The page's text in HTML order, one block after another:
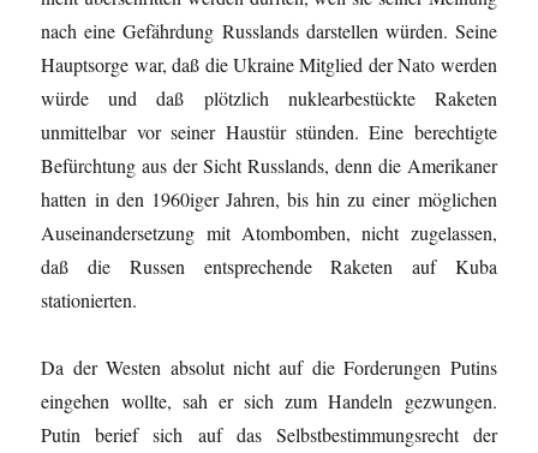
nach eine Gefährdung Russlands darstellen würden. Seine
Hauptsorge war, daß die Ukraine Mitglied der Nato werden
würde und daß plötzlich nuklearbestückte Raketen
unmittelbar vor seiner Haustür stünden. Eine berechtigte
Befürchtung aus der Sicht Russlands, denn die Amerikaner
hatten in den 1960iger Jahren, bis hin zu einer möglichen
Auseinandersetzung mit Atombomben, nicht zugelassen,
daß die Russen entsprechende Raketen auf Kuba
stationierten.
Da der Westen absolut nicht auf die Forderungen Putins
eingehen wollte, sah er sich zum Handeln gezwungen.
Putin berief sich auf das Selbstbestimmungsrecht der